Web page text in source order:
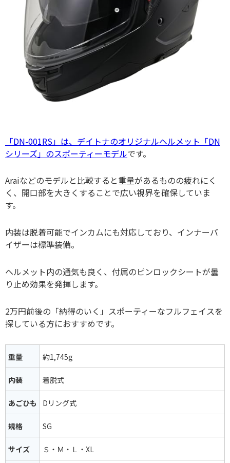
「DN-001RS」は、デイトナのオリジナルヘルメット「DN
シリーズ」のスポーティーモデルです。
Araiなどのモデルと比較すると重量があるものの疲れにく
く、開口部を大きくすることで広い視界を確保していま
す。
内装は脱着可能でインカムにも対応しており、インナーバ
イザーは標準装備。
ヘルメット内の通気も良く、付属のピンロックシートが曇
り止め効果を発揮します。
2万円前後の「納得のいく」スポーティーなフルフェイスを
探している方におすすめです。
重量 約1,745g
内装 着脱式
あごひも Dリング式
規格 SG
サイズ Ｓ・Ｍ・Ｌ・XL